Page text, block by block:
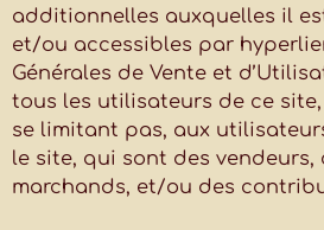
additionnelles auxquelles il
et/ou accessibles par
Générales de Vente et
tous les utilisateurs de ce
se limitant pas, aux
le site, qui sont des vendeurs,
marchands, et/ou des